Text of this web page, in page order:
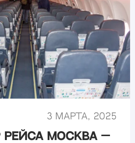
3 марта, 2025
рейса Москва —